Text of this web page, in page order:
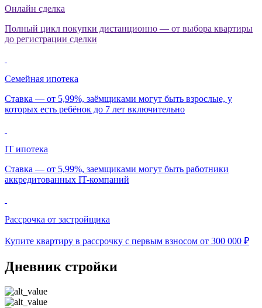
Онлайн сделка
Полный цикл покупки дистанционно — от выбора квартиры
до регистрации сделки
Семейная ипотека
Ставка — от 5,99%, заёмщиками могут быть взрослые, у
которых есть ребёнок до 7 лет включительно
IT ипотека
Ставка — от 5,99%, заемщиками могут быть работники
аккредитованных IT-компаний
Рассрочка от застройщика
Купите квартиру в рассрочку с первым взносом от 300 000 ₽
Дневник стройки